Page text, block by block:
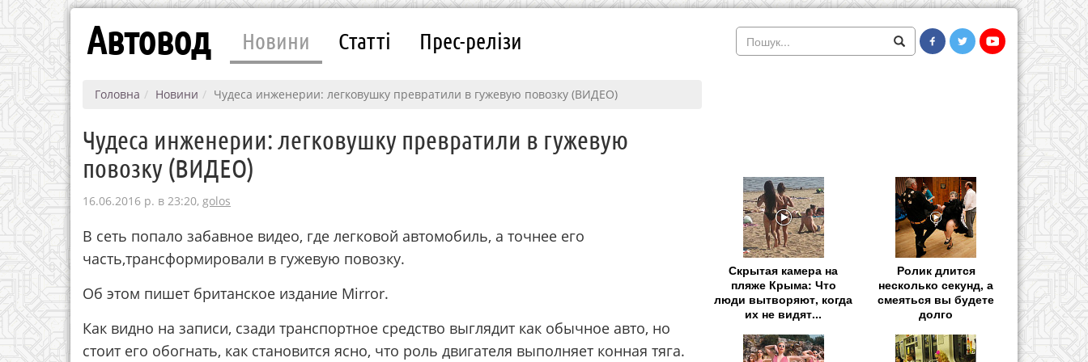
Автовод Новини Статті Прес-релізи
Головна Новини Чудеса инженерии: легковушку превратили в гужевую повозку (ВИДЕО)
Чудеса инженерии: легковушку превратили в гужевую
повозку (ВИДЕО)
16.06.2016 р. в 23:20, golos
В сеть попало забавное видео, где легковой автомобиль, а точнее его
часть,трансформировали в гужевую повозку.
Об этом пишет британское издание Mirror.
Как видно на записи, сзади транспортное средство выглядит как обычное авто, но
стоит его обогнать, как становится ясно, что роль двигателя выполняет конная тяга.
Скрытая камера на
пляже Крыма: Что
люди вытворяют, когда
их не видят...
Ролик длится
несколько секунд, а
смеяться вы будете
долго